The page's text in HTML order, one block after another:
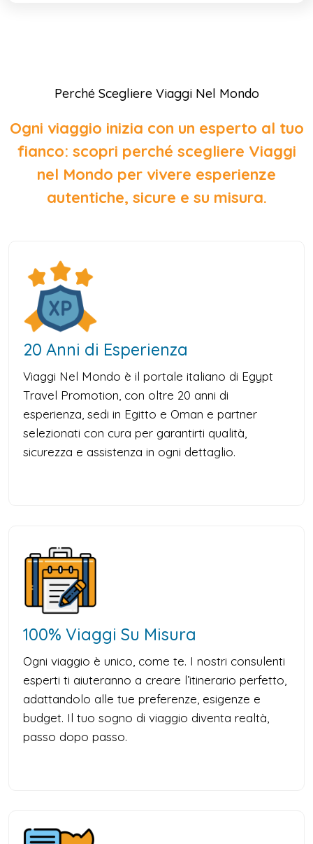
Perché Scegliere Viaggi Nel Mondo
Ogni viaggio inizia con un esperto al tuo
fianco: scopri perché scegliere Viaggi
nel Mondo per vivere esperienze
autentiche, sicure e su misura.
20 Anni di Esperienza
Viaggi Nel Mondo è il portale italiano di Egypt
Travel Promotion, con oltre 20 anni di
esperienza, sedi in Egitto e Oman e partner
selezionati con cura per garantirti qualità,
sicurezza e assistenza in ogni dettaglio.
100% Viaggi Su Misura
Ogni viaggio è unico, come te. I nostri consulenti
esperti ti aiuteranno a creare l’itinerario perfetto,
adattandolo alle tue preferenze, esigenze e
budget. Il tuo sogno di viaggio diventa realtà,
passo dopo passo.